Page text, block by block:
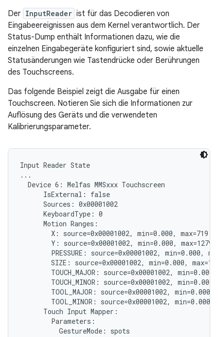
Der InputReader ist für das Decodieren von
Eingabeereignissen aus dem Kernel verantwortlich. Der
Status-Dump enthält Informationen dazu, wie die
einzelnen Eingabegeräte konfiguriert sind, sowie aktuelle
Statusänderungen wie Tastendrücke oder Berührungen
des Touchscreens.
Das folgende Beispiel zeigt die Ausgabe für einen
Touchscreen. Notieren Sie sich die Informationen zur
Auflösung des Geräts und die verwendeten
Kalibrierungsparameter.
Input Reader State
...
  Device 6: Melfas MMSxxx Touchscreen
      IsExternal: false
      Sources: 0x00001002
      KeyboardType: 0
      Motion Ranges:
X: source=0x00001002, min=0.000,
Y: source=0x00001002, min=0.000,
PRESSURE: source=0x00001002, min=0.000,
SIZE: source=0x00001002, min=0.000,
TOUCH_MAJOR: source=0x00001002,
TOUCH_MINOR: source=0x00001002,
TOOL_MAJOR: source=0x00001002, min=0.000,
TOOL_MINOR: source=0x00001002, min=0.000,
      Touch Input Mapper:
        Parameters:
          GestureMode: spots